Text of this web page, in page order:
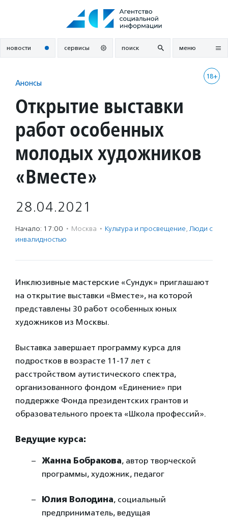
новости сервисы поиск меню
18+
Анонсы
Открытие выставки
работ особенных
молодых художников
«Вместе»
28.04.2021
Начало: 17:00 · Москва · Культура и просвещение, Люди с
инвалидностью
Инклюзивные мастерские «Сундук» приглашают
на открытие выставки «Вместе», на которой
представлены 30 работ особенных юных
художников из Москвы.
Выставка завершает программу курса для
подростков в возрасте 11-17 лет с
расстройством аутистического спектра,
организованного фондом «Единение» при
поддержке Фонда президентских грантов и
образовательного проекта «Школа профессий».
Ведущие курса:
Жанна Бобракова, автор творческой
программы, художник, педагог
Юлия Володина, социальный
предприниматель, ведущая